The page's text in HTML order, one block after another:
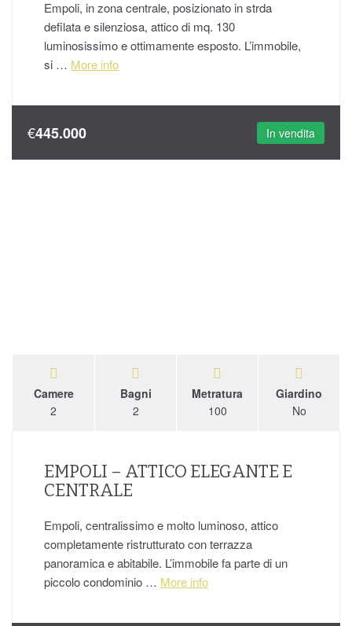
Empoli, in zona centrale, posizionato in strda
defilata e silenziosa, attico di mq. 130
luminosissimo e ottimamente esposto. L’immobile,
si … More info
€445.000 In vendita
Camere
2
Bagni
2
Metratura
100
Giardino
No
EMPOLI – ATTICO ELEGANTE E
CENTRALE
Empoli, centralissimo e molto luminoso, attico
completamente ristrutturato con terrazza
panoramica e abitabile. L’immobile fa parte di un
piccolo condominio … More info